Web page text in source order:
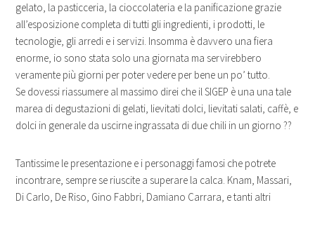
gelato, la pasticceria, la cioccolateria e la panificazione grazie
all’esposizione completa di tutti gli ingredienti, i prodotti, le
tecnologie, gli arredi e i servizi. Insomma è davvero una fiera
enorme, io sono stata solo una giornata ma servirebbero
veramente più giorni per poter vedere per bene un po’ tutto.
Se dovessi riassumere al massimo direi che il SIGEP è una una tale
marea di degustazioni di gelati, lievitati dolci, lievitati salati, caffè, e
dolci in generale da uscirne ingrassata di due chili in un giorno ??
Tantissime le presentazione e i personaggi famosi che potrete
incontrare, sempre se riuscite a superare la calca. Knam, Massari,
Di Carlo, De Riso, Gino Fabbri, Damiano Carrara, e tanti altri